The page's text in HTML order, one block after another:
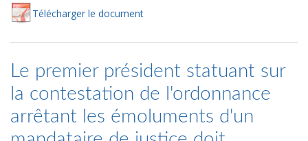
Télécharger le document
Le premier président statuant sur
la contestation de l'ordonnance
arrêtant les émoluments d'un